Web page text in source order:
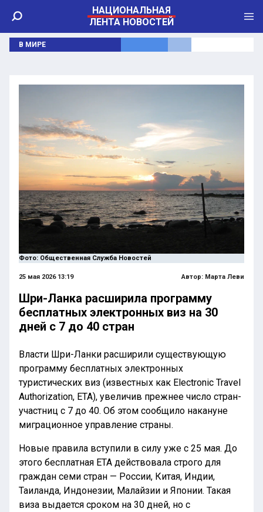
НАЦИОНАЛЬНАЯ
ЛЕНТА НОВОСТЕЙ
В МИРЕ
Фото: Общественная Служба Новостей
25 мая 2026 13:19 Автор: Марта Леви
Шри-Ланка расширила программу
бесплатных электронных виз на 30
дней с 7 до 40 стран
Власти Шри-Ланки расширили существующую
программу бесплатных электронных
туристических виз (известных как Electronic Travel
Authorization, ETA), увеличив прежнее число стран-
участниц с 7 до 40. Об этом сообщило накануне
миграционное управление страны.
Новые правила вступили в силу уже с 25 мая. До
этого бесплатная ETA действовала строго для
граждан семи стран — России, Китая, Индии,
Таиланда, Индонезии, Малайзии и Японии. Такая
виза выдается сроком на 30 дней, но с